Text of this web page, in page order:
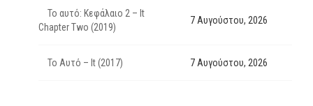
Το αυτό: Κεφάλαιο 2 – It
Chapter Two (2019)
7 Αυγούστου, 2026
Το Αυτό – It (2017) 7 Αυγούστου, 2026